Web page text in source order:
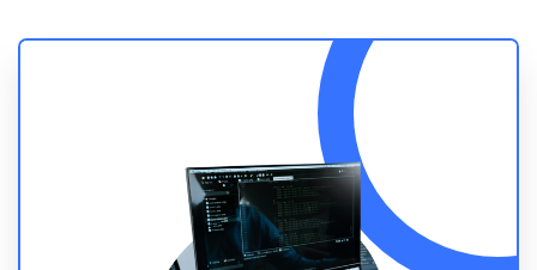
Entrenamiento basado en simulaciones reales